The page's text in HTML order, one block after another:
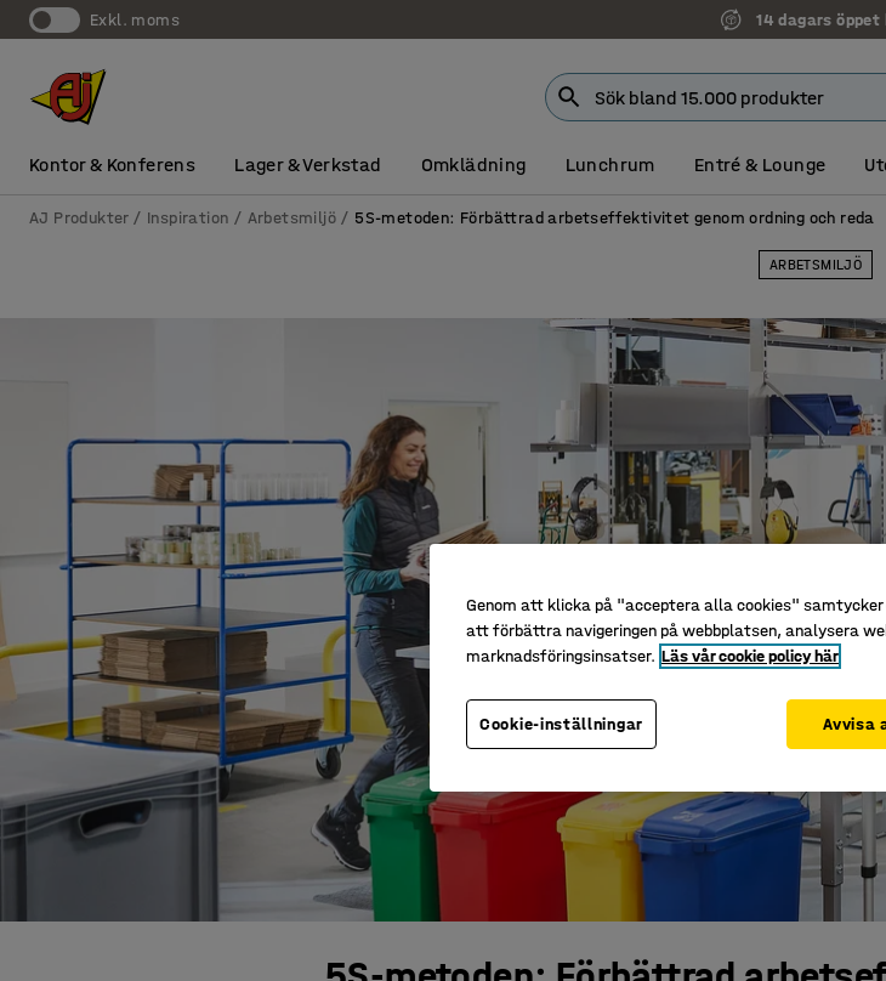
exkl. moms Faktura för
Kontor & Konferens Lager & Verkstad Omklädning Lunchrum Entré & Lounge
AJ Produkter Inspiration Arbetsmiljö 5S-metoden: Förbättrad arbetseffektivitet genom ordning och reda
ARBETSMILJÖ
Genom att klicka på "acceptera alla cookies" samtycker
att förbättra navigeringen på webbplatsen, analysera
marknadsföringsinsatser. Läs vår cookie policy här
Cookie-inställningar Avvisa